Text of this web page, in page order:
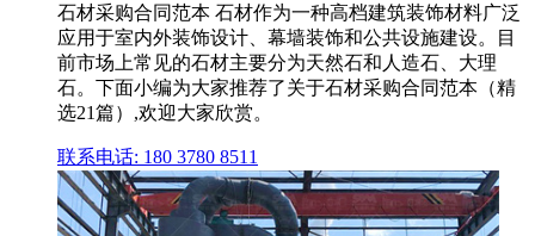
石材采购合同范本 石材作为一种高档建筑装饰材料广泛
应用于室内外装饰设计、幕墙装饰和公共设施建设。目
前市场上常见的石材主要分为天然石和人造石、大理
石。下面小编为大家推荐了关于石材采购合同范本（精
选21篇）,欢迎大家欣赏。
联系电话: 180 3780 8511